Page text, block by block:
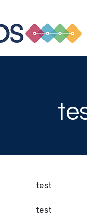
test
test